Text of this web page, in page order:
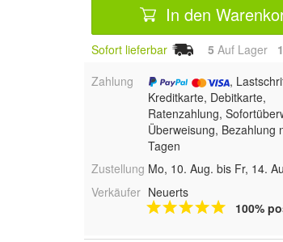
In den
Sofort lieferbar 5 Auf Lager 1
Zahlung
,
Kreditkarte, Debitkarte,
Ratenzahlung,
Überweisung, Bezahlung
Tagen
Zustellung Mo, 10. Aug. bis Fr, 14.
Verkäufer Neuerts
100%